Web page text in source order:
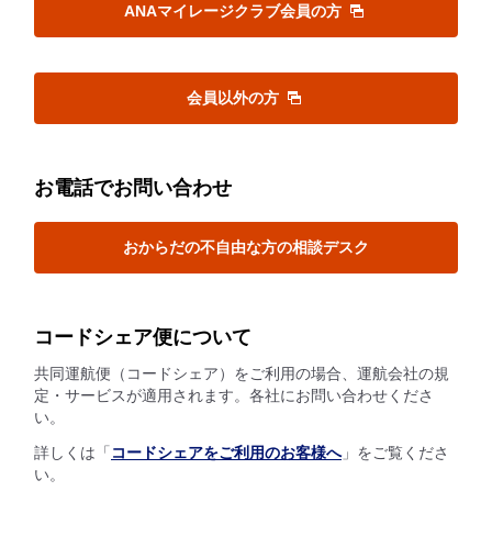
ANAマイレージクラブ会員の方
会員以外の方
お電話でお問い合わせ
おからだの不自由な方の相談デスク
コードシェア便について
共同運航便（コードシェア）をご利用の場合、運航会社の規
定・サービスが適用されます。各社にお問い合わせくださ
い。
詳しくは「 コードシェアをご利用のお客様へ」をご覧くださ
い。